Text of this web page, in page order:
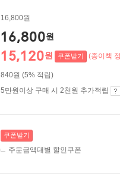
16,800원
16,800원
15,120원 쿠폰받기 (종이책
840원 (5% 적립)
5만원이상 구매 시 2천원 추가적립
쿠폰받기
주문금액대별 할인쿠폰